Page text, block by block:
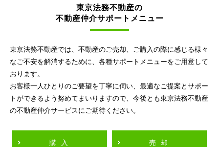
東京法務不動産の
不動産仲介サポートメニュー
東京法務不動産では、不動産のご売却、ご購入の際に感じる様々
なご不安を解消するために、各種サポートメニューをご用意して
おります。
お客様一人ひとりのご要望を丁寧に伺い、最適なご提案とサポー
トができるよう努めてまいりますので、今後とも東京法務不動産
の不動産仲介サービスにご期待ください。
購入 売却